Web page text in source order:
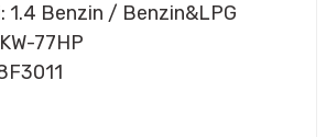
1.4 Benzin / Benzin&LPG
77HP